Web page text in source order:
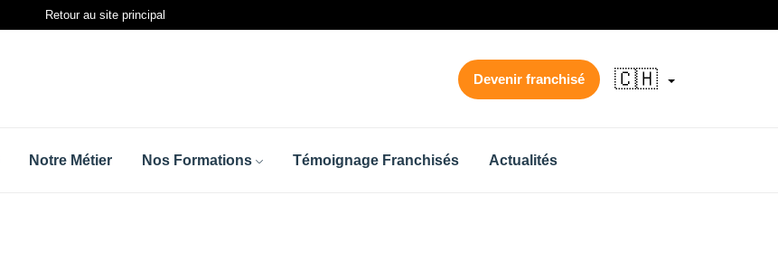
Retour au site principal
Devenir franchisé 🇨🇭
Notre Métier Nos Formations Témoignage Franchisés Actualités